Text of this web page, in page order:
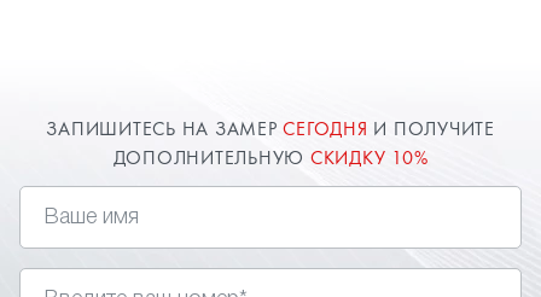
ЗАПИШИТЕСЬ НА ЗАМЕРСЕГОДНЯ И ПОЛУЧИТЕ
ДОПОЛНИТЕЛЬНУЮ СКИДКУ 10%